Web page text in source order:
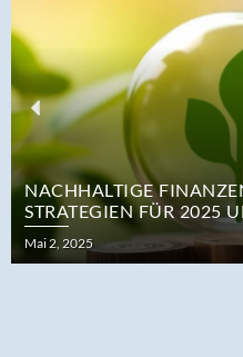
NACHHALTIGE
STRATEGIEN FÜR 2025
Posted
on
Mai 2, 2025
Previous